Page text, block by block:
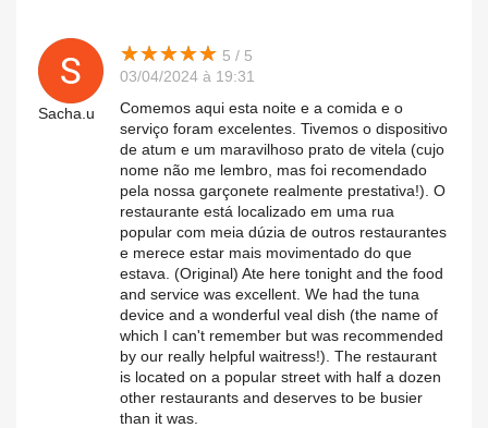
Sacha.u
★★★★★
★★★★★ 5 / 5
03/04/2024 à 19:31
Comemos aqui esta noite e a comida e o
serviço foram excelentes. Tivemos o dispositivo
de atum e um maravilhoso prato de vitela (cujo
nome não me lembro, mas foi recomendado
pela nossa garçonete realmente prestativa!). O
restaurante está localizado em uma rua
popular com meia dúzia de outros restaurantes
e merece estar mais movimentado do que
estava. (Original) Ate here tonight and the food
and service was excellent. We had the tuna
device and a wonderful veal dish (the name of
which I can't remember but was recommended
by our really helpful waitress!). The restaurant
is located on a popular street with half a dozen
other restaurants and deserves to be busier
than it was.